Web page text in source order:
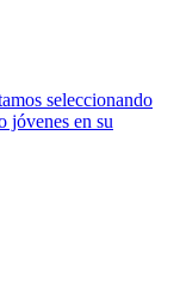
seleccionando
jóvenes en su